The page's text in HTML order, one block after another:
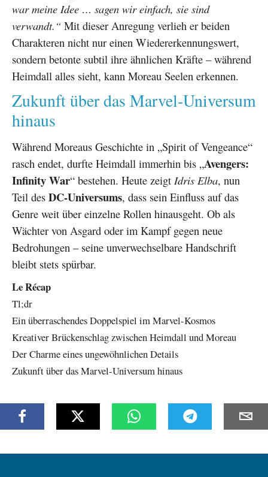
war meine Idee … sagen wir einfach, sie sind
verwandt.“ Mit dieser Anregung verlieh er beiden
Charakteren nicht nur einen Wiedererkennungswert,
sondern betonte subtil ihre ähnlichen Kräfte – während
Heimdall alles sieht, kann Moreau Seelen erkennen.
Zukunft über das Marvel-Universum
hinaus
Während Moreaus Geschichte in „Spirit of Vengeance“
rasch endet, durfte Heimdall immerhin bis „Avengers:
Infinity War“ bestehen. Heute zeigt Idris Elba, nun
Teil des DC-Universums, dass sein Einfluss auf das
Genre weit über einzelne Rollen hinausgeht. Ob als
Wächter von Asgard oder im Kampf gegen neue
Bedrohungen – seine unverwechselbare Handschrift
bleibt stets spürbar.
Le Récap
Tl;dr
Ein überraschendes Doppelspiel im Marvel-Kosmos
Kreativer Brückenschlag zwischen Heimdall und Moreau
Der Charme eines ungewöhnlichen Details
Zukunft über das Marvel-Universum hinaus